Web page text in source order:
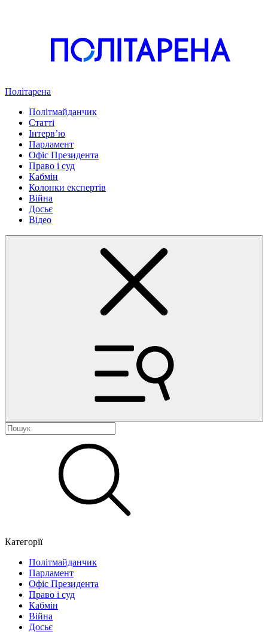
Політарена
Політмайданчик
Статті
Інтервʼю
Парламент
Офіс Президента
Право і суд
Кабмін
Колонки експертів
Війна
Досьє
Відео
Категорії
Політмайданчик
Парламент
Офіс Президента
Право і суд
Кабмін
Війна
Досьє